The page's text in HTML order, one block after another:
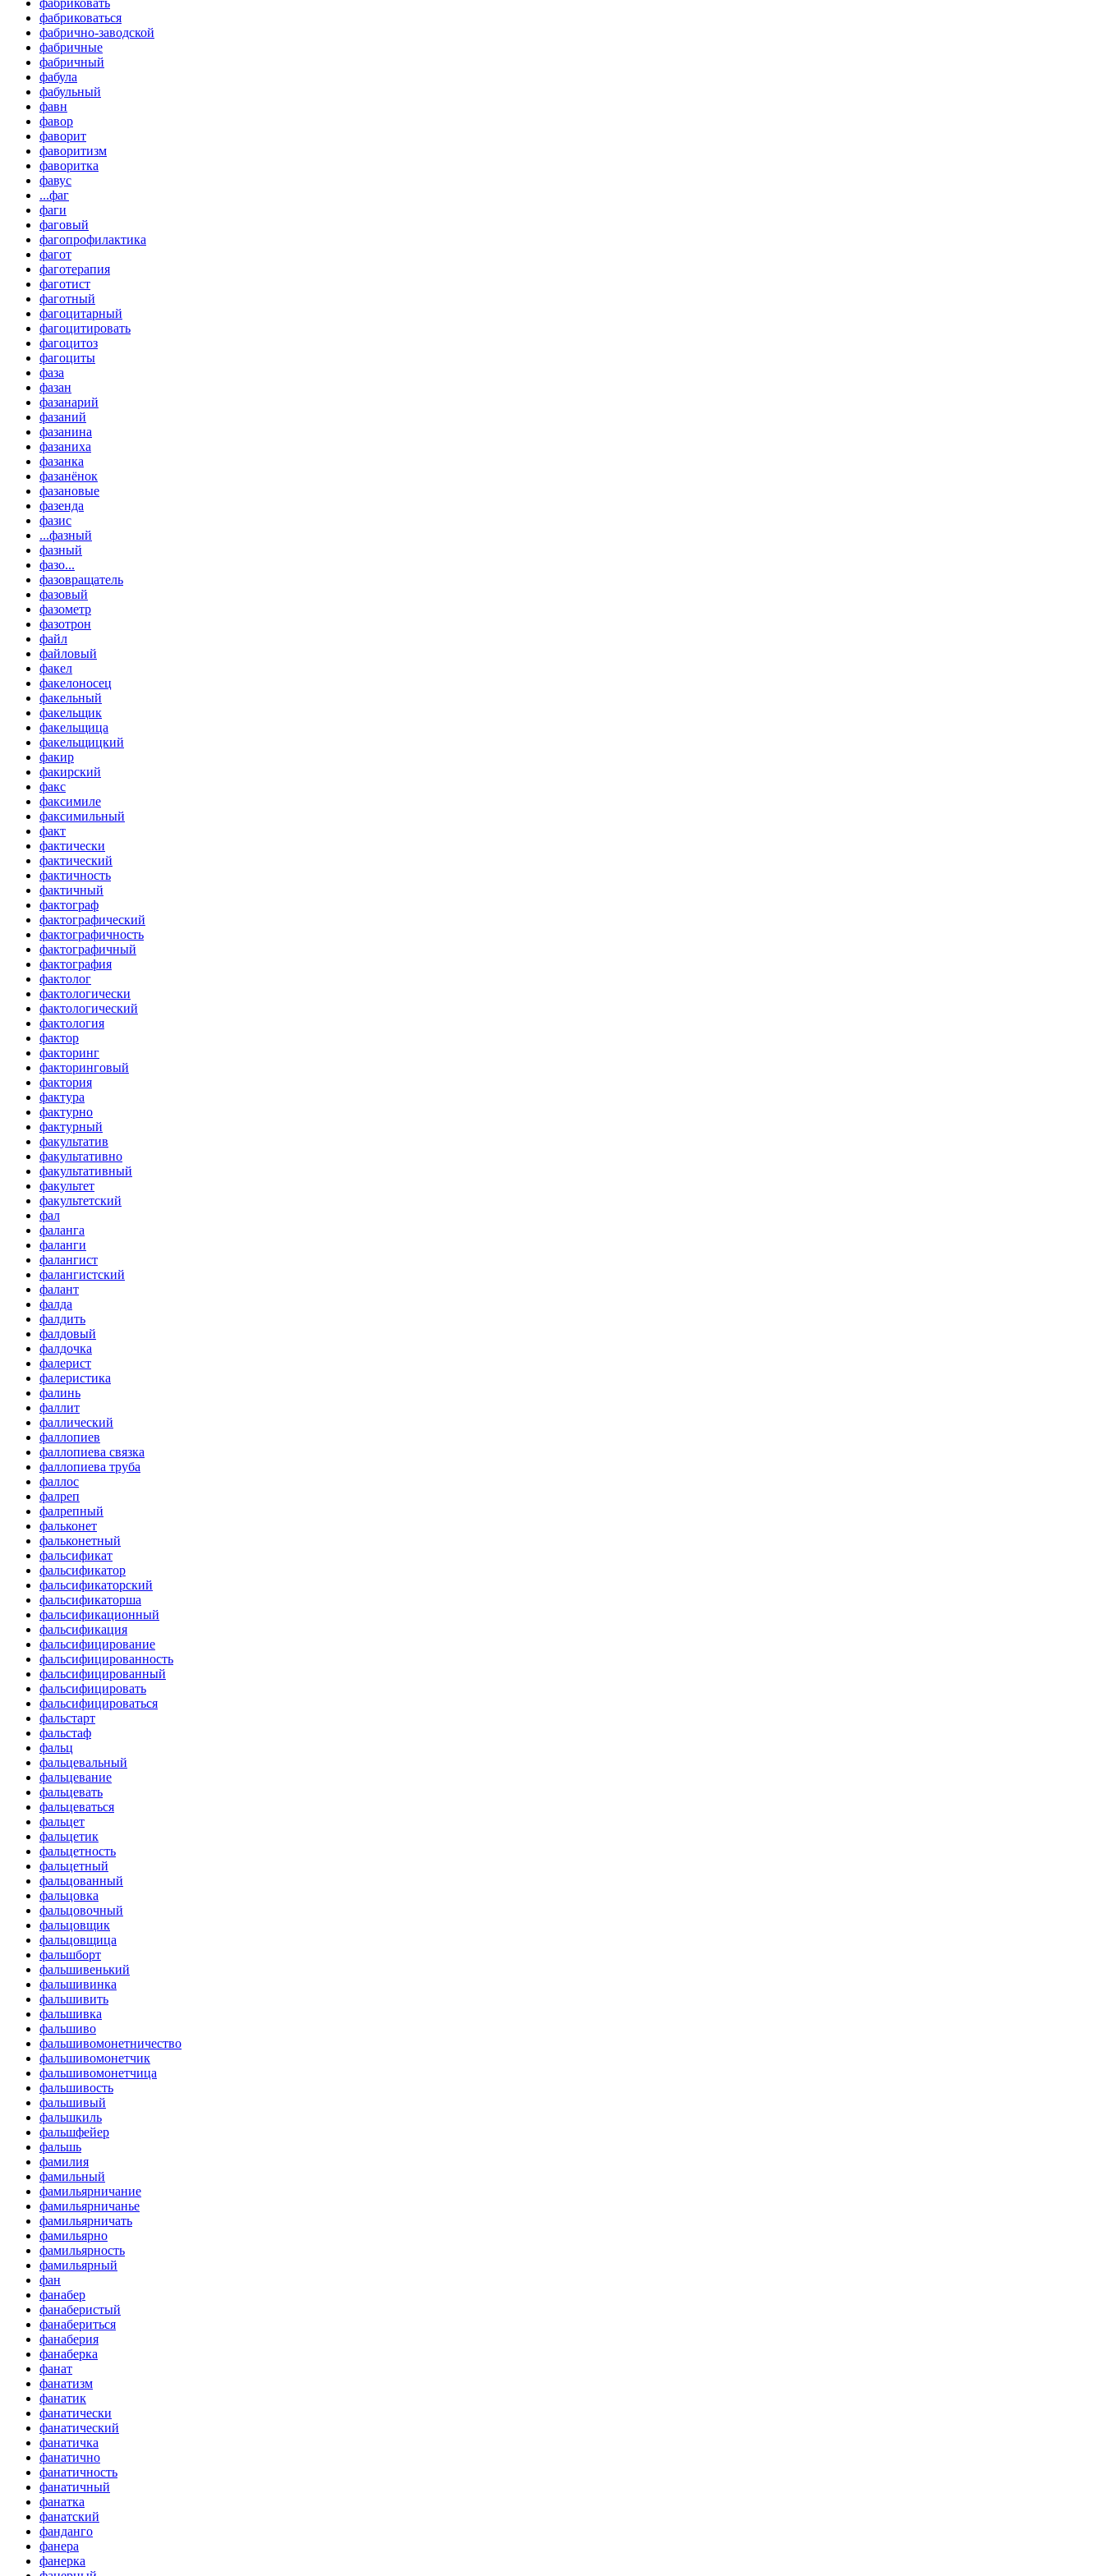
фабриковаться
фабрично-заводской
фабричные
фабричный
фабула
фабульный
фавн
фавор
фаворит
фаворитизм
фаворитка
фавус
...фаг
фаги
фаговый
фагопрофилактика
фагот
фаготерапия
фаготист
фаготный
фагоцитарный
фагоцитировать
фагоцитоз
фагоциты
фаза
фазан
фазанарий
фазаний
фазанина
фазаниха
фазанка
фазанёнок
фазановые
фазенда
фазис
...фазный
фазный
фазо...
фазовращатель
фазовый
фазометр
фазотрон
файл
файловый
факел
факелоносец
факельный
факельщик
факельщица
факельщицкий
факир
факирский
факс
факсимиле
факсимильный
факт
фактически
фактический
фактичность
фактичный
фактограф
фактографический
фактографичность
фактографичный
фактография
фактолог
фактологически
фактологический
фактология
фактор
факторинг
факторинговый
фактория
фактура
фактурно
фактурный
факультатив
факультативно
факультативный
факультет
факультетский
фал
фаланга
фаланги
фалангист
фалангистский
фалант
фалда
фалдить
фалдовый
фалдочка
фалерист
фалеристика
фалинь
фаллит
фаллический
фаллопиев
фаллопиева связка
фаллопиева труба
фаллос
фалреп
фалрепный
фальконет
фальконетный
фальсификат
фальсификатор
фальсификаторский
фальсификаторша
фальсификационный
фальсификация
фальсифицирование
фальсифицированность
фальсифицированный
фальсифицировать
фальсифицироваться
фальстарт
фальстаф
фальц
фальцевальный
фальцевание
фальцевать
фальцеваться
фальцет
фальцетик
фальцетность
фальцетный
фальцованный
фальцовка
фальцовочный
фальцовщик
фальцовщица
фальшборт
фальшивенький
фальшивинка
фальшивить
фальшивка
фальшиво
фальшивомонетничество
фальшивомонетчик
фальшивомонетчица
фальшивость
фальшивый
фальшкиль
фальшфейер
фальшь
фамилия
фамильный
фамильярничание
фамильярничанье
фамильярничать
фамильярно
фамильярность
фамильярный
фан
фанабер
фанаберистый
фанабериться
фанаберия
фанаберка
фанат
фанатизм
фанатик
фанатически
фанатический
фанатичка
фанатично
фанатичность
фанатичный
фанатка
фанатский
фанданго
фанера
фанерка